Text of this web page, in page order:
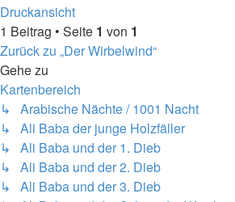
Druckansicht
1 Beitrag • Seite 1 von 1
Zurück zu „Der Wirbelwind“
Gehe zu
Kartenbereich
↳ Arabische Nächte / 1001 Nacht
↳ Ali Baba der junge Holzfäller
↳ Ali Baba und der 1. Dieb
↳ Ali Baba und der 2. Dieb
↳ Ali Baba und der 3. Dieb